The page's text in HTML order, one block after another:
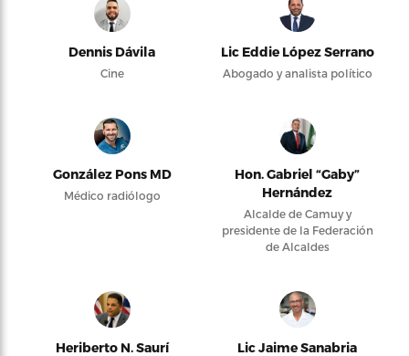
Dennis Dávila
Cine
Lic Eddie López Serrano
Abogado y analista político
González Pons MD
Médico radiólogo
Hon. Gabriel “Gaby”
Hernández
Alcalde de Camuy y
presidente de la Federación
de Alcaldes
Heriberto N. Saurí Lic Jaime Sanabria